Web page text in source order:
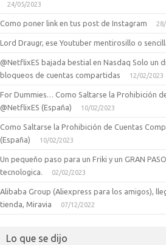
24/05/2023
Como poner link en tus post de Instagram
Lord Draugr, ese Youtuber mentirosillo o
@NetflixES bajada bestial en Nasdaq Solo un
bloqueos de cuentas compartidas
12/02/2023
For Dummies… Como Saltarse la Prohibición
@NetflixES (España)
10/02/2023
Como Saltarse la Prohibición de Cuentas
(España)
10/02/2023
Un pequeño paso para un Friki y un GRAN
tecnologica.
02/02/2023
Alibaba Group (Aliexpress para los amigos),
tienda, Miravia
07/12/2022
Lo que se dijo